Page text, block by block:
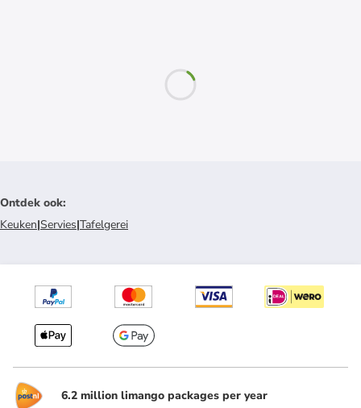
Ontdek ook:
Keuken|Servies|Tafelgerei
6.2 million limango packages per year